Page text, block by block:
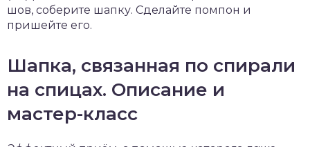
шов, соберите шапку. Сделайте помпон и
пришейте его.
Шапка, связанная по спирали
на спицах. Описание и
мастер-класс